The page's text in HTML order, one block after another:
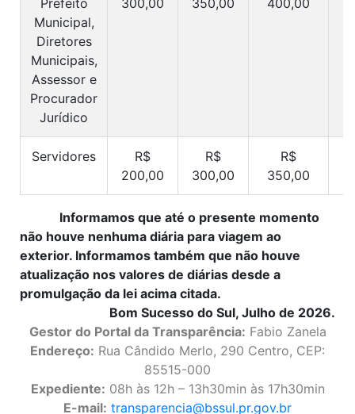
Municipal,
Diretores
Municipais,
Assessor e
Procurador
Jurídico
Servidores
R$
200,00
R$
300,00
R$
350,00
Informamos que até o presente momento
não houve nenhuma diária para viagem ao
exterior. Informamos também que não houve
atualização nos valores de diárias desde a
promulgação da lei acima citada.
Bom Sucesso do Sul, Julho de 2026.
Gestor do Portal da Transparência: Fabio Zanela
Endereço: Rua Cândido Merlo, 290 Centro, CEP:
85515-000
Expediente: 08h às 12h – 13h30min às 17h30min
E-mail: transparencia@bssul.pr.gov.br